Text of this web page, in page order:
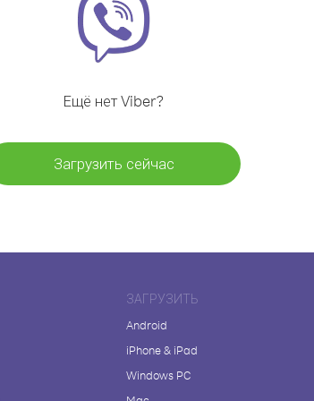
Ещё нет Viber?
Загрузить сейчас
ЗАГРУЗИТЬ
Android
iPhone & iPad
Windows PC